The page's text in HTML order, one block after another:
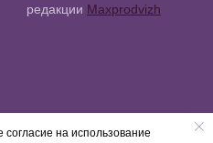
редакции Maxprodvizh
на использование